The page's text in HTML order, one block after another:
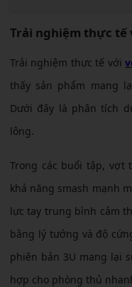
Trải nghiệm thực tế
Trải nghiệm thực tế với
thấy sản phẩm mang
Dưới đây là phân tích
lông.
Trong các buổi tập, vợt
khả năng smash mạnh
lực tay trung bình cảm
bằng lý tưởng và độ
phiên bản 3U mang lại
hợp cho phòng thủ